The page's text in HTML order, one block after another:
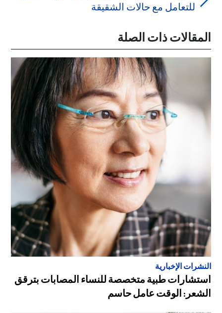
للتعامل مع حالات الشقيقة
المقالات ذات الصلة
النشرات الإخبارية
استشارات طبية متخصصة للنساء المصابات بترقق
الشعر: الوقت عامل حاسم